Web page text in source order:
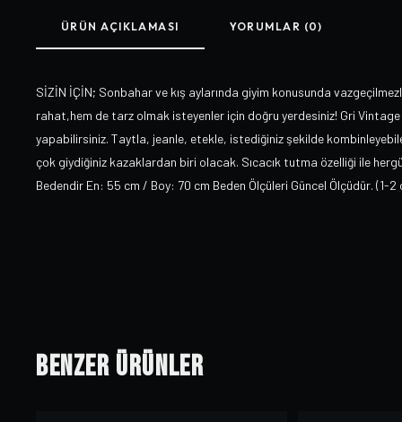
ÜRÜN AÇIKLAMASI YORUMLAR (0)
SİZİN İÇİN; Sonbahar ve kış aylarında giyim konusunda
rahat,hem de tarz olmak isteyenler için doğru yerdesiniz! Gri
yapabilirsiniz. Taytla, jeanle, etekle, istediğiniz şekilde
çok giydiğiniz kazaklardan biri olacak. Sıcacık tutma özelliği ile
Bedendir En: 55 cm / Boy: 70 cm Beden Ölçüleri Güncel Ölçüdür. (1-
Benzer Ürünler